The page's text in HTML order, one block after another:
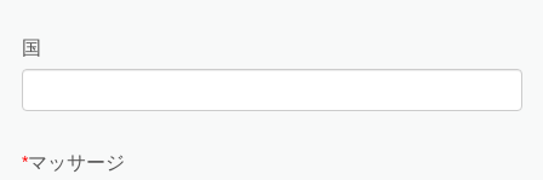
国
*マッサージ